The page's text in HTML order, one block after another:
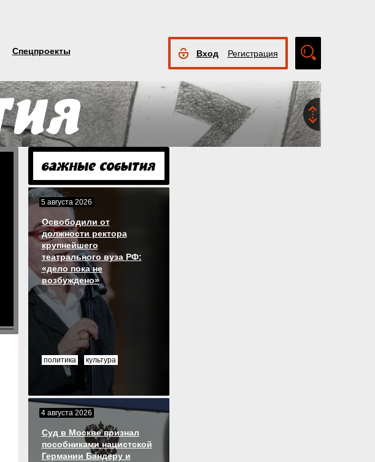
Спецпроекты Вход Регистрация
5 августа 2026
Освободили от
должности ректора
крупнейшего
театрального вуза РФ:
«дело пока не
возбуждено»
политика культура
4 августа 2026
Суд в Москве признал
пособниками нацистской
Германии Бандеру и